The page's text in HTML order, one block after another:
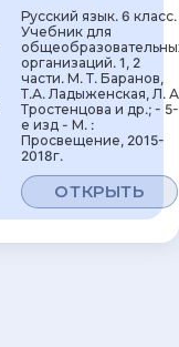
Русский язык. 6 класс.
Учебник для
организаций. 1, 2
части. М. Т. Баранов,
Т.А. Ладыженская, Л.
Тростенцова и др.; - 5-
е изд - М. :
Просвещение, 2015-
2018г.
ОТКРЫТЬ